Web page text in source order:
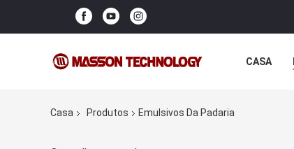
CASA
Casa Produtos Emulsivos Da Padaria